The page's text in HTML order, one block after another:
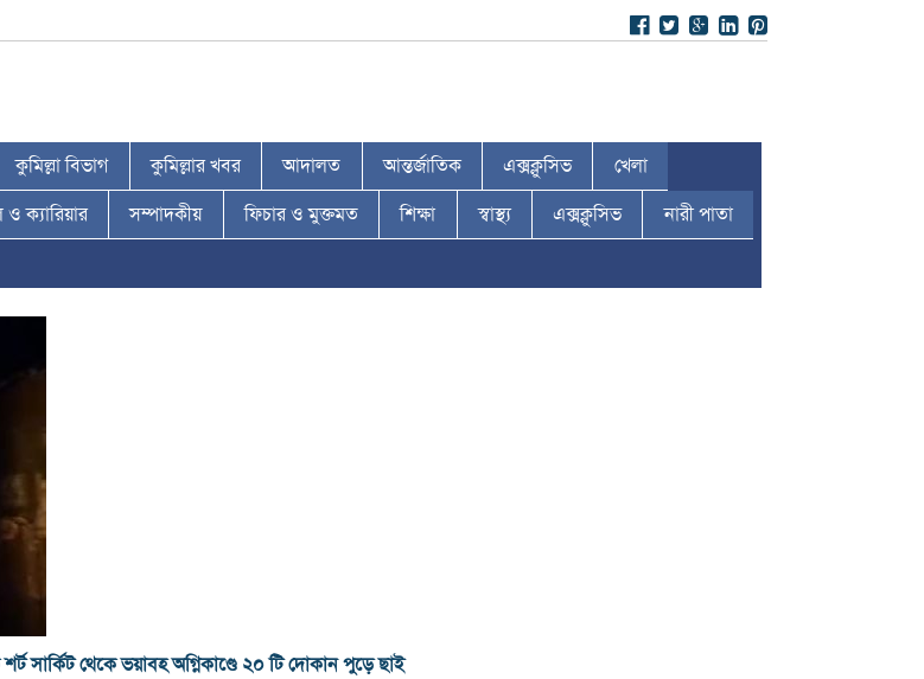
কুমিল্লা বিভাগ কুমিল্লার খবর আদালত আন্তর্জাতিক এক্সক্লুসিভ খেলা
ক্যারিয়ার সম্পাদকীয় ফিচার ও মুক্তমত শিক্ষা স্বাস্থ্য এক্সক্লুসিভ নারী পাতা
সার্কিট থেকে ভয়াবহ অগ্নিকাণ্ডে ২০ টি দোকান পুড়ে ছাই